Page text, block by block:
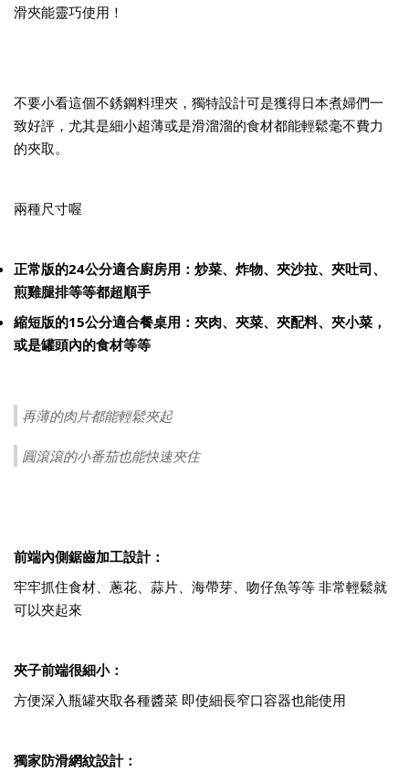
滑夾能靈巧使用！
不要小看這個不銹鋼料理夾，獨特設計可是獲得日本煮婦們一
致好評，尤其是細小超薄或是滑溜溜的食材都能輕鬆毫不費力
的夾取。
兩種尺寸喔
正常版的24公分適合廚房用：炒菜、炸物、夾沙拉、夾吐司、
煎雞腿排等等都超順手
縮短版的15公分適合餐桌用：夾肉、夾菜、夾配料、夾小菜，
或是罐頭內的食材等等
再薄的肉片都能輕鬆夾起
圓滾滾的小番茄也能快速夾住
前端內側鋸齒加工設計：
牢牢抓住食材、蔥花、蒜片、海帶芽、吻仔魚等等 非常輕鬆就
可以夾起來
夾子前端很細小：
方便深入瓶罐夾取各種醬菜 即使細長窄口容器也能使用
獨家防滑網紋設計：